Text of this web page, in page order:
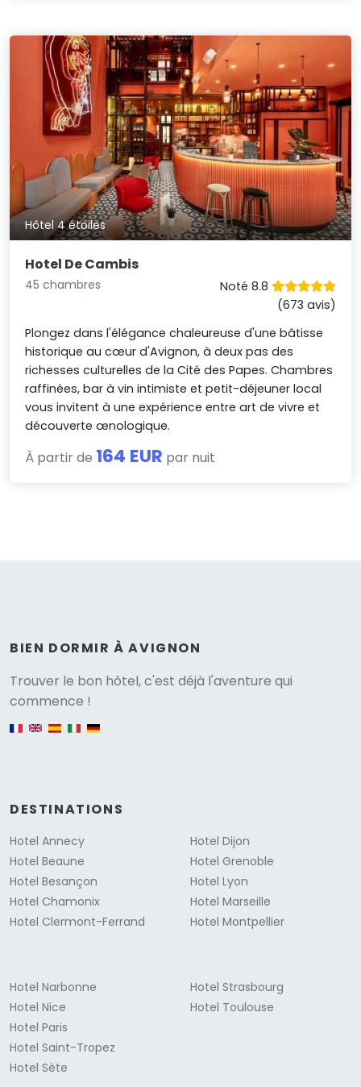
Hôtel 4 étoiles
Hotel De Cambis
45 chambres
Noté 8.8
(673 avis)
Plongez dans l'élégance chaleureuse d'une bâtisse
historique au cœur d'Avignon, à deux pas des
richesses culturelles de la Cité des Papes. Chambres
raffinées, bar à vin intimiste et petit-déjeuner local
vous invitent à une expérience entre art de vivre et
découverte œnologique.
À partir de 164 EUR par nuit
BIEN DORMIR À AVIGNON
Trouver le bon hôtel, c'est déjà l'aventure qui
commence !
DESTINATIONS
Hotel Annecy
Hotel Beaune
Hotel Besançon
Hotel Chamonix
Hotel Clermont-Ferrand
Hotel Dijon
Hotel Grenoble
Hotel Lyon
Hotel Marseille
Hotel Montpellier
Hotel Narbonne
Hotel Nice
Hotel Paris
Hotel Saint-Tropez
Hotel Sète
Hotel Strasbourg
Hotel Toulouse